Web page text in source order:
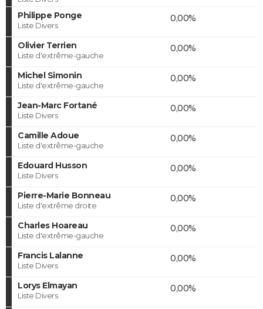
Philippe Ponge
Liste Divers
0,00%
Olivier Terrien
Liste d'extrême-gauche
0,00%
Michel Simonin
Liste d'extrême-gauche
0,00%
Jean-Marc Fortané
Liste Divers
0,00%
Camille Adoue
Liste d'extrême-gauche
0,00%
Edouard Husson
Liste Divers
0,00%
Pierre-Marie Bonneau
Liste d'extrême droite
0,00%
Charles Hoareau
Liste d'extrême-gauche
0,00%
Francis Lalanne
Liste Divers
0,00%
Lorys Elmayan
Liste Divers
0,00%